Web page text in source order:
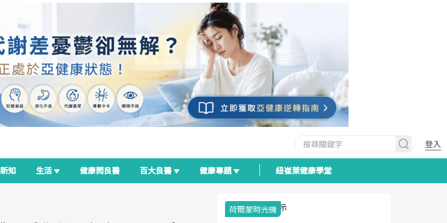
登入
新知 生活 健康問良醫 百大良醫 健康專題 紐崔萊健康學堂
荷爾蒙時光機